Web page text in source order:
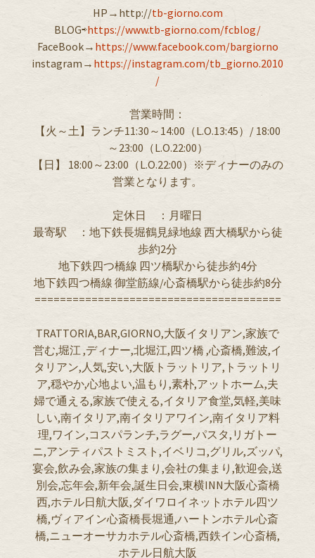
HP→http://tb-giorno.com
BLOG⇨https://www.tb-giorno.com/fcblog/
FaceBook→ https://www.facebook.com/bargiorno
instagram→ https://instagram.com/tb_giorno.2010
/
営業時間：
【火～土】ランチ11:30～14:00（L.O.13:45）/ 18:00
～23:00（L.O.22:00）
【日】 18:00～23:00（L.O.22:00）※ディナーのみの
営業となります。
定休日 ：月曜日
最寄駅 ：地下鉄長堀鶴見緑地線 西大橋駅から徒
歩約2分
地下鉄四つ橋線 四ツ橋駅から徒歩約4分
地下鉄四つ橋線 御堂筋線/心斎橋駅から徒歩約8分
=======================================
TRATTORIA,BAR,GIORNO,大阪イタリアン,家族で
営む,堀江 ,ディナー,北堀江,四ツ橋 ,心斎橋,難波,イ
タリアン,人気,安い,大阪トラットリア,トラットリ
ア,穏やか,心地よい,温もり,素朴,アットホーム,夫
婦で通える,家族で使える,イタリア食堂,気軽,美味
しい,南イタリア,南イタリアワイン,南イタリア料
理,ワイン,コスパランチ,ラグー,パスタ,リガトー
ニ,アンティパストミスト,イベリコ,グリル,ズッパ,
宴会,飲み会,家族の集まり,会社の集まり,歓迎会,送
別会,忘年会,新年会,誕生日会,東横INN大阪心斎橋
西,ホテル日航大阪,ダイワロイネットホテル四ツ
橋,ヴィアイン心斎橋長堀通,ハートンホテル心斎
橋,ニューオーサカホテル心斎橋,西鉄イン心斎橋,
ホテル日航大阪